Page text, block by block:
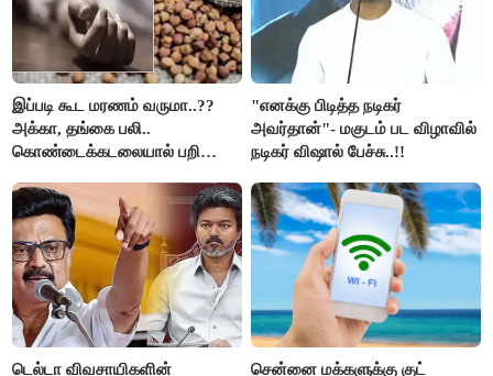
இப்படி கூட மரணம் வருமா..??
அக்கா, தங்கை பலி..
கொண்டைக்கடலையால் பறிபோன
"எனக்கு பிடித்த நடிகர்
அவர்தான்"- மகுடம் பட விழாவில்
நடிகர் விஷால் பேச்சு..!!
டெல்டா விவசாயிகளின்
சென்னை மக்களுக்கு குட்